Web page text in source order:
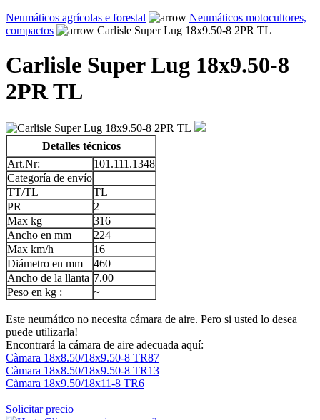
Neumáticos agrícolas e forestal
Neumáticos motocultores,
compactos
Carlisle Super Lug 18x9.50-8 2PR TL
Carlisle Super Lug 18x9.50-8
2PR TL
Detalles técnicos
Art.Nr:
101.111.1348
Categoría de envío
TT/TL
TL
PR
2
Max kg
316
Ancho en mm
224
Max km/h
16
Diámetro en mm
460
Ancho de la llanta 7.00
Peso en kg :
~
Este neumático no necesita cámara de aire. Pero si usted lo desea
puede utilizarla!
Encontrará la cámara de aire adecuada aquí:
Càmara 18x8.50/18x9.50-8 TR87
Càmara 18x8.50/18x9.50-8 TR13
Càmara 18x9.50/18x11-8 TR6
Solicitar precio